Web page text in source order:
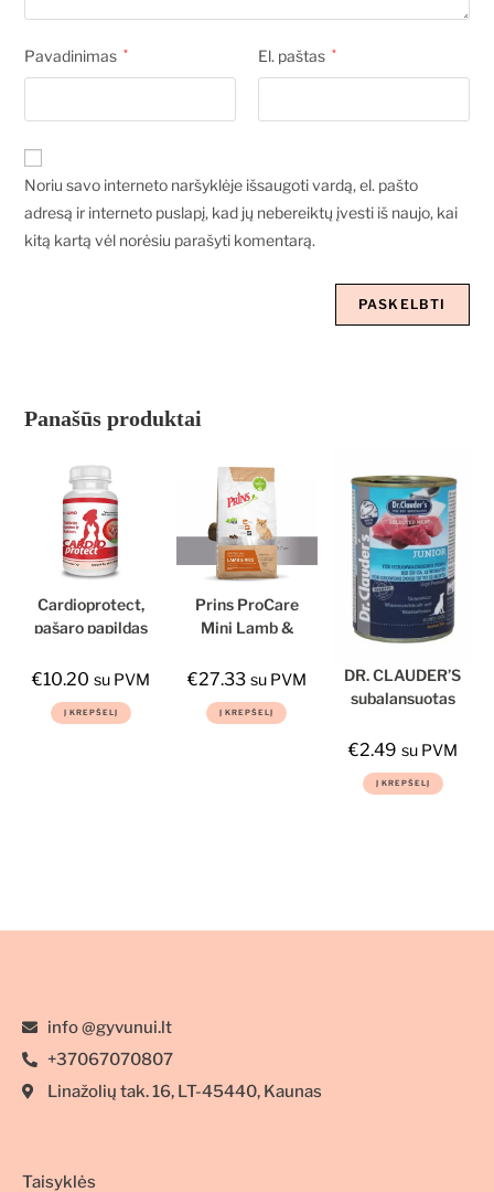
Pavadinimas * El. paštas *
Noriu savo interneto naršyklėje išsaugoti vardą, el. pašto
adresą ir interneto puslapį, kad jų nebereiktų įvesti iš naujo, kai
kitą kartą vėl norėsiu parašyti komentarą.
Panašūs produktai
Cardioprotect,
pašaro papildas
katėms
€10.20 su PVM
Į KREPŠELĮ
Prins ProCare
Mini Lamb &
Hypoallergic
suaugusiems
€27.33 su PVM
Į KREPŠELĮ
DR. CLAUDER’S
subalansuotas
maistas jaunų
sistemai 400g
€2.49 su PVM
Į KREPŠELĮ
info @gyvunui.lt
+37067070807
Linažolių tak. 16, LT-45440, Kaunas
Taisyklės